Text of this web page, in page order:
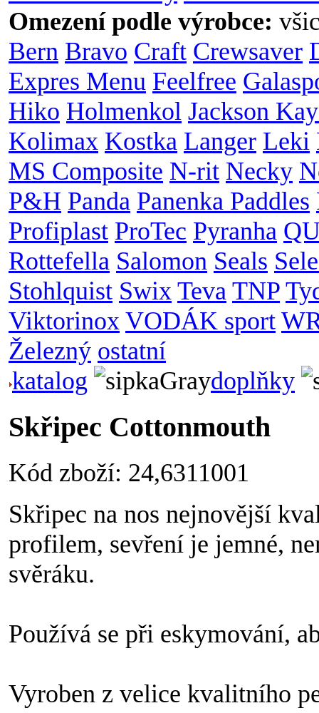
Omezení podle výrobce:
Bern Bravo Craft Crewsaver
Expres Menu Feelfree
Hiko Holmenkol Jackson
Kolimax Kostka Langer Leki
MS Composite N-rit Necky
P&H Panda Panenka Paddles
Profiplast ProTec Pyranha
Rottefella Salomon Seals
Stohlquist Swix Teva TNP
Viktorinox VODÁK sport
Železný ostatní
katalog
doplňky
Skřipec Cottonmouth
Kód zboží: 24,6311001
Skřipec na nos nejnovější
profilem, sevření je jemné,
svěráku.
Používá se při eskymování,
Vyroben z velice kvalitního